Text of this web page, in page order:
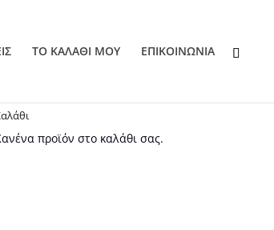
ΤΟ ΚΑΛΑΘΙ ΜΟΥ EΠΙΚΟΙΝΩΝΙΑ
προϊόν στο καλάθι σας.